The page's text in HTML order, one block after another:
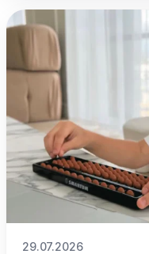
29.07.2026